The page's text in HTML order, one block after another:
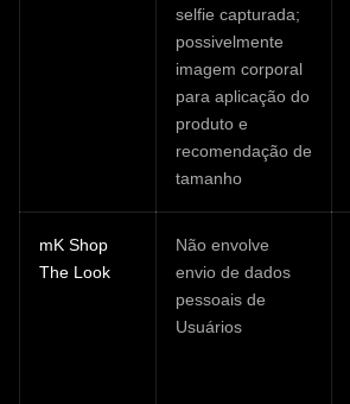
selfie capturada;
possivelmente
imagem corporal
para aplicação do
produto e
recomendação de
tamanho
mK Shop
The Look
Não envolve
envio de dados
pessoais de
Usuários